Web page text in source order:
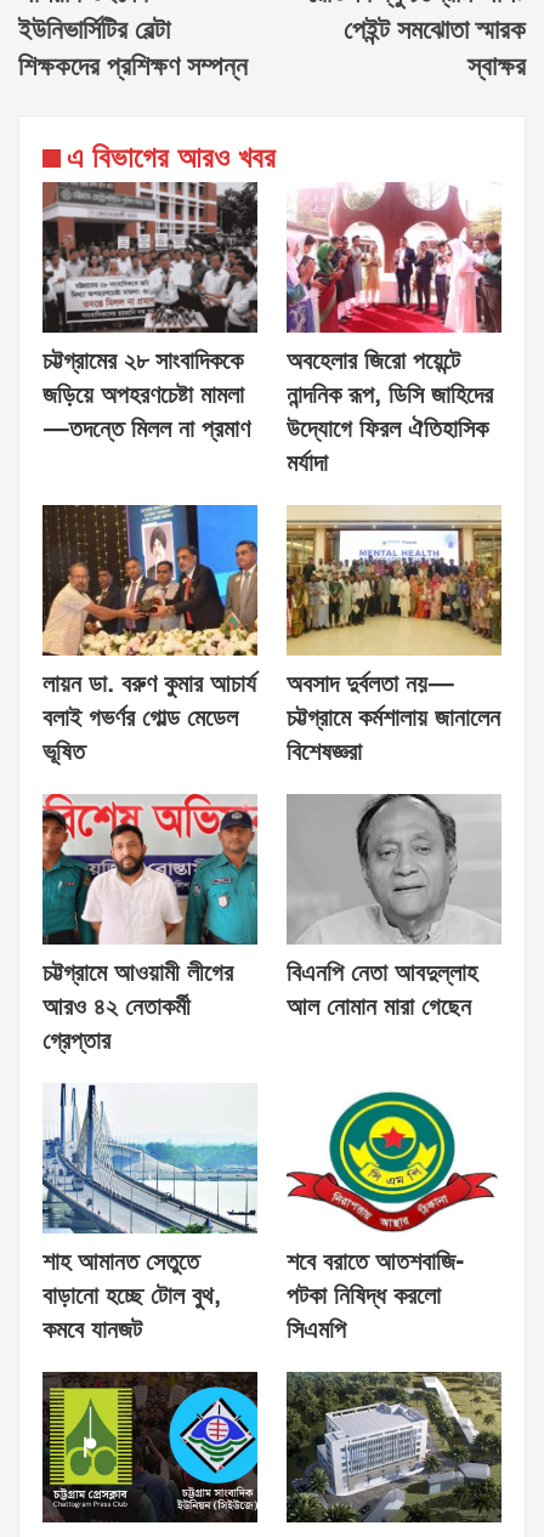
ইউনিভার্সিটির বেল্টা
শিক্ষকদের প্রশিক্ষণ সম্পন্ন
পেইন্ট সমঝোতা স্মারক
স্বাক্ষর
এ বিভাগের আরও খবর
চট্টগ্রামের ২৮ সাংবাদিককে
জড়িয়ে অপহরণচেষ্টা মামলা
—তদন্তে মিলল না প্রমাণ
অবহেলার জিরো পয়েন্টে
নান্দনিক রূপ, ডিসি জাহিদের
উদ্যোগে ফিরল ঐতিহাসিক
মর্যাদা
লায়ন ডা. বরুণ কুমার আচার্য
বলাই গভর্ণর গোল্ড মেডেল
ভূষিত
অবসাদ দুর্বলতা নয়—
চট্টগ্রামে কর্মশালায় জানালেন
বিশেষজ্ঞরা
চট্টগ্রামে আওয়ামী লীগের
আরও ৪২ নেতাকর্মী
গ্রেপ্তার
বিএনপি নেতা আবদুল্লাহ
আল নোমান মারা গেছেন
শাহ আমানত সেতুতে
বাড়ানো হচ্ছে টোল বুথ,
কমবে যানজট
শবে বরাতে আতশবাজি-
পটকা নিষিদ্ধ করলো
সিএমপি